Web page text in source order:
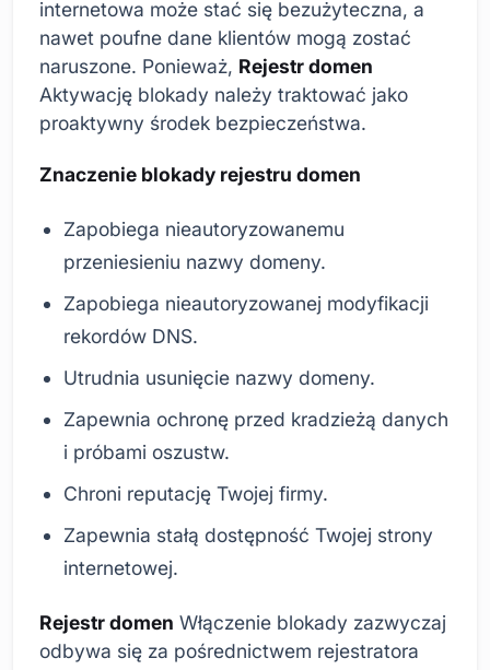
internetowa może stać się bezużyteczna, a
nawet poufne dane klientów mogą zostać
naruszone. Ponieważ, Rejestr domen
Aktywację blokady należy traktować jako
proaktywny środek bezpieczeństwa.
Znaczenie blokady rejestru domen
Zapobiega nieautoryzowanemu
przeniesieniu nazwy domeny.
Zapobiega nieautoryzowanej modyfikacji
rekordów DNS.
Utrudnia usunięcie nazwy domeny.
Zapewnia ochronę przed kradzieżą danych
i próbami oszustw.
Chroni reputację Twojej firmy.
Zapewnia stałą dostępność Twojej strony
internetowej.
Rejestr domen Włączenie blokady zazwyczaj
odbywa się za pośrednictwem rejestratora